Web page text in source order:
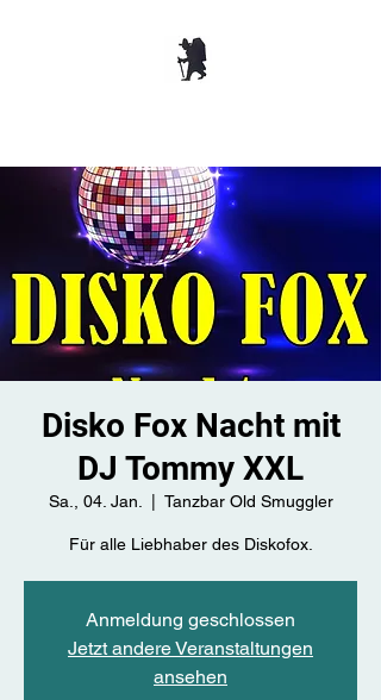
Disko Fox Nacht mit
DJ Tommy XXL
Sa., 04. Jan. Tanzbar Old Smuggler
Für alle Liebhaber des Diskofox.
Anmeldung geschlossen
Jetzt andere Veranstaltungen
ansehen